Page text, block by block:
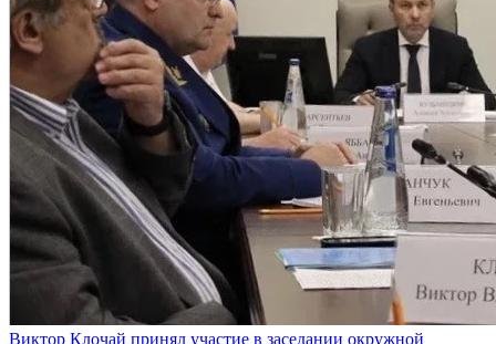
Виктор Клочай принял участие в заседании окружной